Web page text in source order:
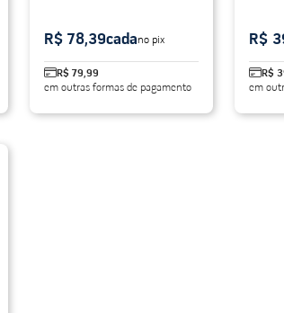
R$ 79,99
em outras formas de pagamento
R$ 78,39cadano pix
R$
em
R$